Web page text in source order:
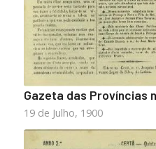
Gazeta das Províncias
19 de Julho, 1900